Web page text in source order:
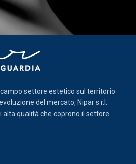
campo settore estetico sul territorio
del mercato, Nipar s.r.l.
qualità che coprono il settore